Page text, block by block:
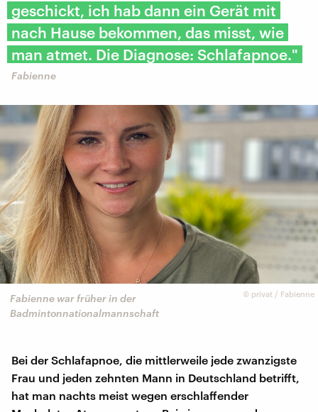
geschickt, ich hab dann ein Gerät mit
nach Hause bekommen, das misst, wie
man atmet. Die Diagnose: Schlafapnoe."
Fabienne
© privat / Fabienne
Fabienne war früher in der
Badmintonnationalmannschaft
Bei der Schlafapnoe, die mittlerweile jede zwanzigste
Frau und jeden zehnten Mann in Deutschland betrifft,
hat man nachts meist wegen erschlaffender